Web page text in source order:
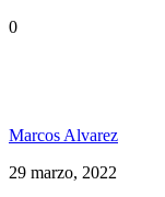
0
Marcos Alvarez
29 marzo, 2022